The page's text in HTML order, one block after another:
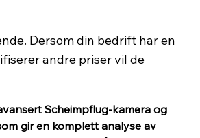
Dersom din bedrift har en
andre priser vil de
Scheimpflug-kamera og
gir en komplett analyse av